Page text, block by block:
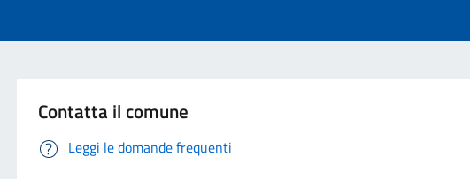
Contatta il comune
Leggi le domande frequenti